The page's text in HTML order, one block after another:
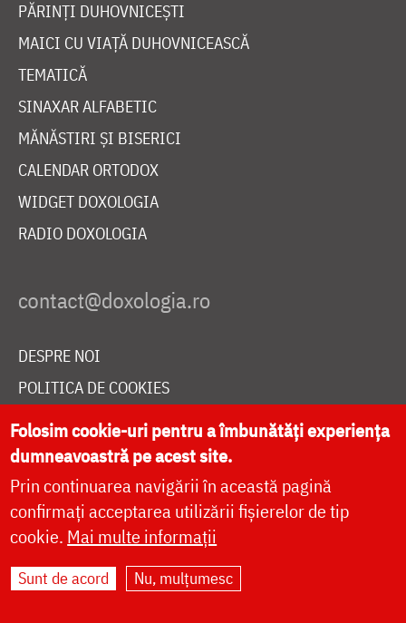
PĂRINȚI DUHOVNICEȘTI
MAICI CU VIAȚĂ DUHOVNICEASCĂ
TEMATICĂ
SINAXAR ALFABETIC
MĂNĂSTIRI ȘI BISERICI
CALENDAR ORTODOX
WIDGET DOXOLOGIA
RADIO DOXOLOGIA
DESPRE NOI
POLITICA DE COOKIES
DONEAZĂ ONLINE PENTRU CATEDRALA NAȚIONALĂ
LIVE
Site dezvoltat deDOXOLOGIA MEDIA
Arhiepiscopia Iașilor | ©
Folosim cookie-uri pentru a îmbunătăți experiența
dumneavoastră pe acest site.
Prin continuarea navigării în această pagină
confirmați acceptarea utilizării fișierelor de tip
cookie. Mai multe informații
Sunt de acord Nu, mulțumesc